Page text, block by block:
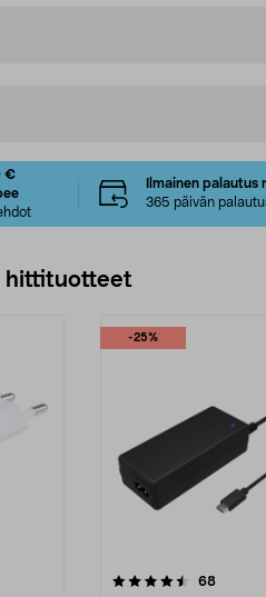
€
Ilmainen palautus
365 päivän
hittituotteet
-25%
68
5.0 viidestä